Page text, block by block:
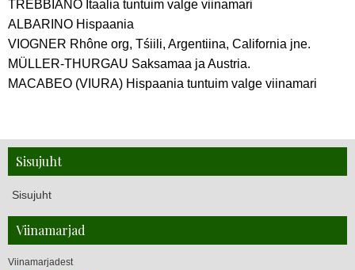
TREBBIANO Itaalia tuntuim valge viinamari
ALBARINO Hispaania
VIOGNER Rhône org, Tśiili, Argentiina, California jne.
MÜLLER-THURGAU Saksamaa ja Austria.
MACABEO (VIURA) Hispaania tuntuim valge viinamari
Sisujuht
Sisujuht
Kes me olemeVeiniklubi asutamisestKontaktid Liikmed Juhatus Uudised
Viinamarjad
Viinamarjadest